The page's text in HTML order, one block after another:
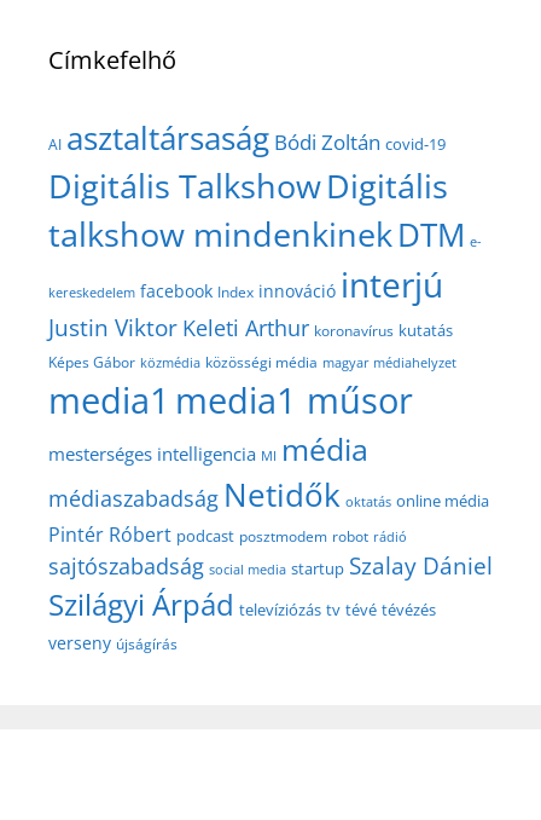
Címkefelhő
AI asztaltársaság Bódi Zoltán covid-19
Digitális TalkshowDigitális
talkshow mindenkinekDTM e-
kereskedelem facebook Index innováció interjú
Justin Viktor Keleti Arthur koronavírus kutatás
Képes Gábor közmédia közösségi média magyar médiahelyzet
media1 media1 műsor
mesterséges intelligencia MI média
médiaszabadság Netidők oktatás online média
Pintér Róbert podcast posztmodem robot rádió
sajtószabadság social media startup Szalay Dániel
Szilágyi Árpád televíziózás tv tévé tévézés
verseny újságírás